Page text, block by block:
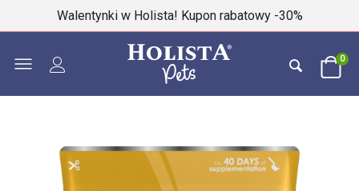
Walentynki w Holista! Kupon rabatowy -30%
0